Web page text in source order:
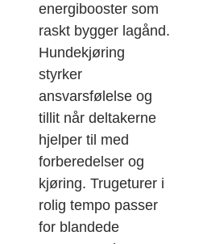
energibooster som
raskt bygger lagånd.
Hundekjøring
styrker
ansvarsfølelse og
tillit når deltakerne
hjelper til med
forberedelser og
kjøring. Trugeturer i
rolig tempo passer
for blandede